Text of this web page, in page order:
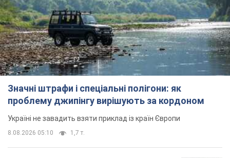
Значні штрафи і спеціальні полігони: як
проблему джипінгу вирішують за кордоном
Україні не завадить взяти приклад із країн Європи
8.08.2026 05:10 1,7 т.